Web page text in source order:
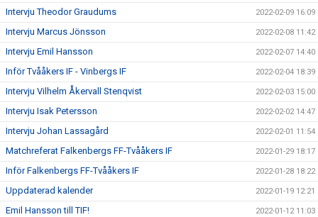
Intervju Theodor Graudums 2022-02-09 16:09
Intervju Marcus Jönsson 2022-02-08 11:42
Intervju Emil Hansson 2022-02-07 14:40
Inför Tvååkers IF - Vinbergs IF 2022-02-04 18:39
Intervju Vilhelm Åkervall Stenqvist 2022-02-03 15:00
Intervju Isak Petersson 2022-02-02 14:47
Intervju Johan Lassagård 2022-02-01 11:54
Matchreferat Falkenbergs FF-Tvååkers IF 2022-01-29 18:17
Inför Falkenbergs FF-Tvååkers IF 2022-01-28 18:22
Uppdaterad kalender 2022-01-19 12:21
Emil Hansson till TIF! 2022-01-12 11:03